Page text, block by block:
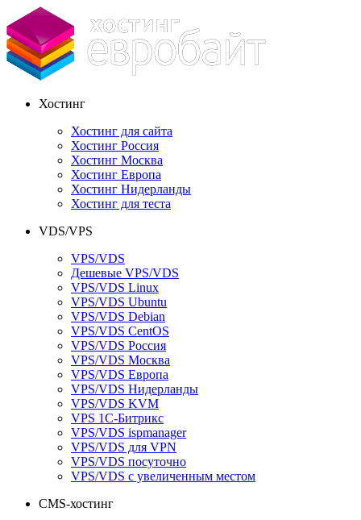
Хостинг
Хостинг для сайта
Хостинг Россия
Хостинг Москва
Хостинг Европа
Хостинг Нидерланды
Хостинг для теста
VDS/VPS
VPS/VDS
Дешевые VPS/VDS
VPS/VDS Linux
VPS/VDS Ubuntu
VPS/VDS Debian
VPS/VDS CentOS
VPS/VDS Россия
VPS/VDS Москва
VPS/VDS Европа
VPS/VDS Нидерланды
VPS/VDS KVM
VPS 1С-Битрикс
VPS/VDS ispmanager
VPS/VDS для VPN
VPS/VDS посуточно
VPS/VDS с увеличенным местом
CMS-хостинг